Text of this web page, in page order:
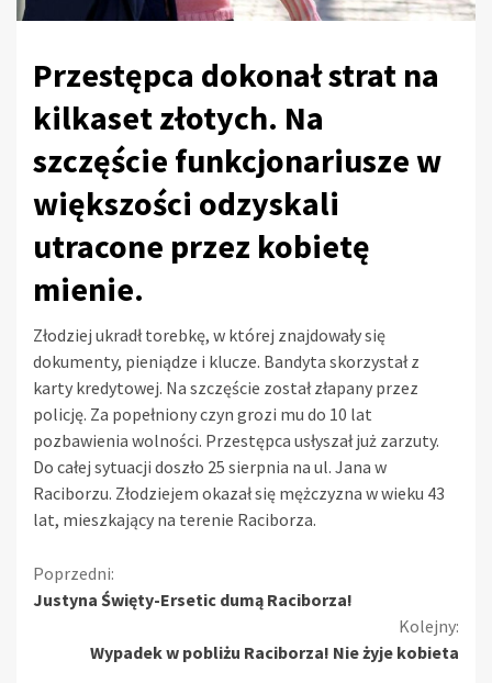
Przestępca dokonał strat na
kilkaset złotych. Na
szczęście funkcjonariusze w
większości odzyskali
utracone przez kobietę
mienie.
Złodziej ukradł torebkę, w której znajdowały się
dokumenty, pieniądze i klucze. Bandyta skorzystał z
karty kredytowej. Na szczęście został złapany przez
policję. Za popełniony czyn grozi mu do 10 lat
pozbawienia wolności. Przestępca usłyszał już zarzuty.
Do całej sytuacji doszło 25 sierpnia na ul. Jana w
Raciborzu. Złodziejem okazał się mężczyzna w wieku 43
lat, mieszkający na terenie Raciborza.
Kontynuuj
czytanie
Poprzedni:
Justyna Święty-Ersetic dumą Raciborza!
Kolejny:
Wypadek w pobliżu Raciborza! Nie żyje kobieta